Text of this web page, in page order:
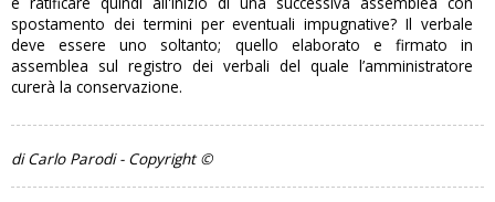
spostamento dei termini per eventuali impugnative? Il verbale
deve essere uno soltanto; quello elaborato e firmato in
assemblea sul registro dei verbali del quale l’amministratore
curerà la conservazione.
di Carlo Parodi - Copyright ©